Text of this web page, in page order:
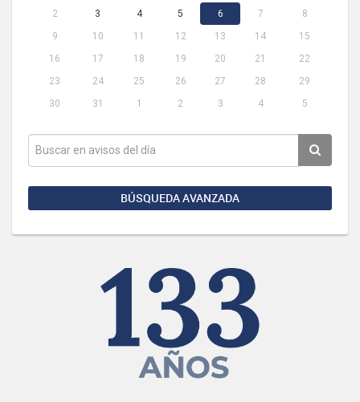
2
3 4 5 6 7
8
9
10 11 12 13 14
15
16
17 18 19 20 21
22
23
24 25 26 27 28
29
30
31 1 2 3 4 5
BÚSQUEDA AVANZADA